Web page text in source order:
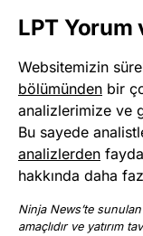
LPT Yorum
Websitemizin
bölümünden bir
analizlerimize ve
Bu sayede
analizlerden
hakkında daha
Ninja News’te
amaçlıdır ve yatırım